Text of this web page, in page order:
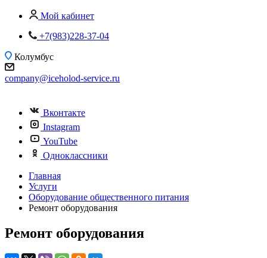
Мой кабинет
+7(983)228-37-04
Колумбус
company@iceholod-service.ru
Вконтакте
Instagram
YouTube
Одноклассники
Главная
Услуги
Оборудование общественного питания
Ремонт оборудования
Ремонт оборудования